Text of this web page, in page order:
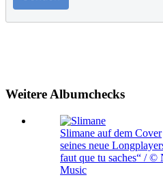
Weitere Albumchecks
Slimane auf dem Cover
seines neue
faut que tu saches“ / ©
Music